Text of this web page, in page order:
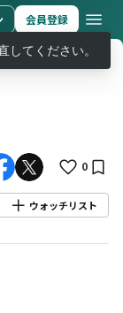
会員登録
0
ウォッチリスト
てください。